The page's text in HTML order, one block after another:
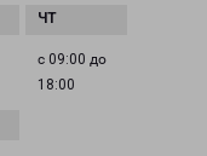
с 09:00 до
18:00